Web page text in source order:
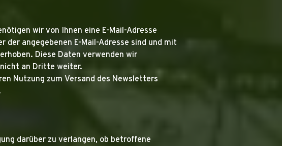
wir von Ihnen eine E-Mail-Adresse
angegebenen E-Mail-Adresse sind und mit
Diese Daten verwenden wir
an Dritte weiter.
Nutzung zum Versand des Newsletters
darüber zu verlangen, ob betroffene